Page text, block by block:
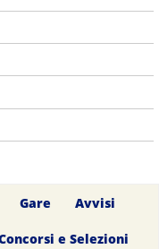
Gare Avvisi
e Selezioni